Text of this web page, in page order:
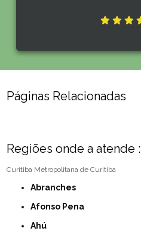
Páginas Relacionadas
Regiões onde a atende :
Curitiba Metropolitana de Curitiba
Abranches
Afonso Pena
Ahú